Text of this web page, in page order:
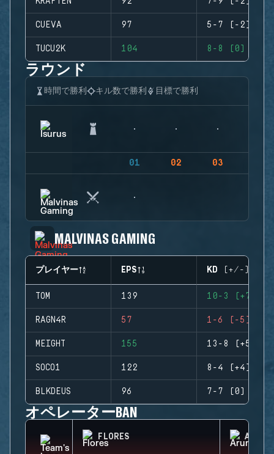
CUEVA 97 5-7 (-2)
TUCU2K 104 8-8 (0)
ラウンド
時間で勝利 キル数で勝利 目標で勝利
01 02 03
MALVINAS GAMING
プレイヤー EPS KD (+/-)
TOM 139 10-3 (+7)
RAGN4R 57 1-6 (-5)
MEIGHT 155 13-8 (+5)
SOCO1 122 8-4 (+4)
BLKDEUS 96 7-7 (0)
オペレーターBAN
FLORES ARUNI